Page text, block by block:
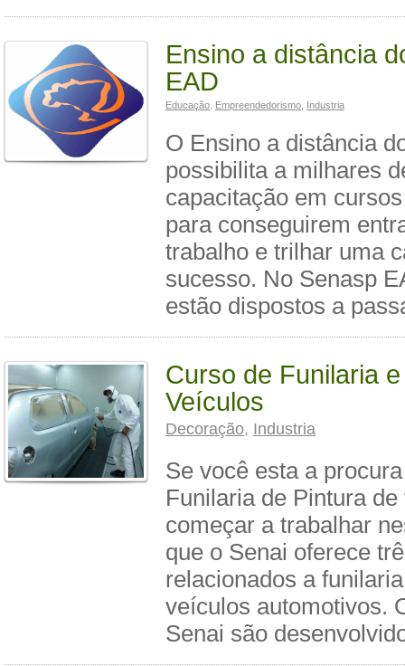
Ensino a distância
EAD
Educação Empreendedorismo Industria
O Ensino a distância
possibilita a milhares
capacitação em
para conseguirem
trabalho e trilhar uma
sucesso. No Senasp
estão dispostos a
Curso de Funilaria
Veículos
Decoração, Industria
Se você esta a
Funilaria de Pintura
começar a trabalhar
que o Senai oferece
relacionados a
veículos automotivos.
Senai são